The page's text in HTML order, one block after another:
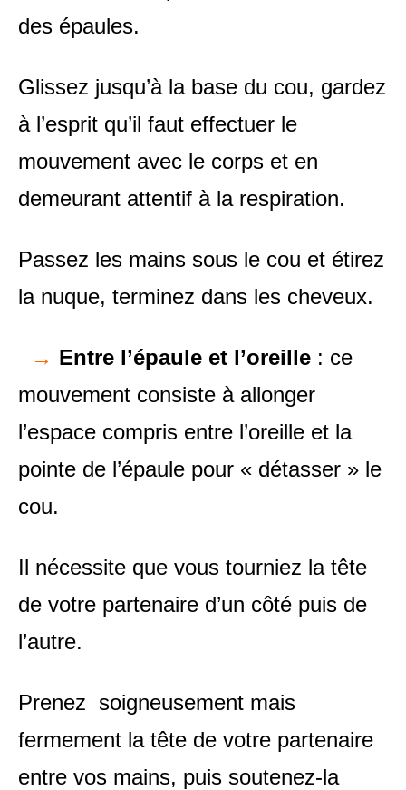
des épaules.
Glissez jusqu’à la base du cou, gardez
à l’esprit qu’il faut effectuer le
mouvement avec le corps et en
demeurant attentif à la respiration.
Passez les mains sous le cou et étirez
la nuque, terminez dans les cheveux.
→ Entre l’épaule et l’oreille : ce
mouvement consiste à allonger
l’espace compris entre l’oreille et la
pointe de l’épaule pour « détasser » le
cou.
Il nécessite que vous tourniez la tête
de votre partenaire d’un côté puis de
l’autre.
Prenez soigneusement mais
fermement la tête de votre partenaire
entre vos mains, puis soutenez-la